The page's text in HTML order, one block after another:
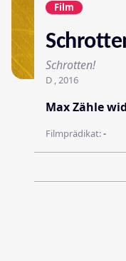
Film
Schrotten!
D , 2016
Max Zähle
Filmprädikat:-